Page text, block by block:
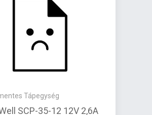
Tápegység
SCP-35-12 12V 2,6A